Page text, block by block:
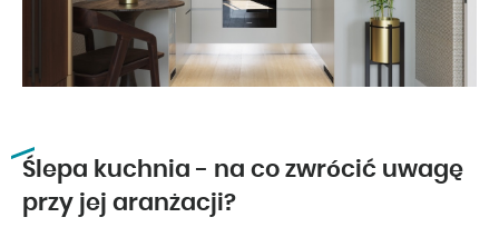
Ślepa kuchnia - na co zwrócić uwagę
przy jej aranżacji?